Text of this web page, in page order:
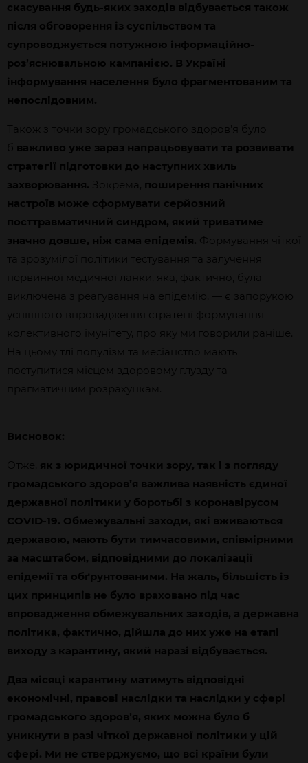
скасування будь-яких заходів відбувається також
після обговорення із суспільством та
супроводжується потужною інформаційно-
роз’яснювальною кампанією. В Україні
інформування населення було фрагментованим та
непослідовним.
Також з точки зору громадського здоров’я було
б важливо уже зараз напрацьовувати та розвивати
стратегії підготовки до наступних хвиль
захворювання. Зокрема, поширення панічних
настроїв може сформувати серйозний
посттравматичний синдром, який триватиме
значно довше, ніж сама епідемія. Формування чіткої
та зрозумілої політики тестування та залучення
первинної медичної ланки, яка, фактично, була
виключена з реагування на епідемію, — є запорукою
успішного впровадження стратегії формування
колективного імунітету, про яку ми говорили раніше.
На цьому тлі популізм та месіанство мають
поступитися місцем здоровому глузду та
прагматичним розрахункам.
Висновок:
Отже, як з юридичної точки зору, так і з погляду
громадського здоров’я важлива наявність єдиної
державної політики у боротьбі з коронавірусом
COVID-19. Обмежувальні заходи, які вживаються
державою, мають бути тимчасовими, співмірними
за масштабом, відповідними до локалізації
епідемії та обґрунтованими. На жаль, більшість із
цих принципів не було враховано під час
впровадження обмежувальних заходів, а державна
політика, фактично, дійшла до них уже на етапі
виходу з карантину, який наразі відбувається.
Два місяці карантину матимуть відповідні
економічні, правові наслідки та наслідки у сфері
громадського здоров’я, яких можна було б
уникнути в разі чіткої державної політики у цій
сфері. Ми не стверджуємо, що всі країни були